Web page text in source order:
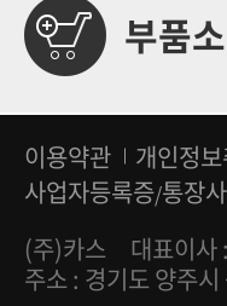
부품
이용약관 개인정
사업자등록증/통장
(주)카스
대표이사
주소 : 경기도 양주